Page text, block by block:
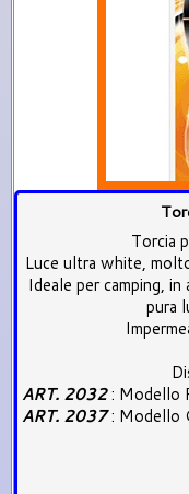
Torcia
Luce ultra white,
Ideale per camping,
pura
ART. 2032: Modello
ART. 2037: Modello